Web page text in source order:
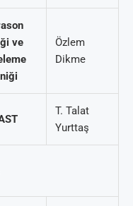
ve
Özlem
Dikme
T. Talat
Yurttaş